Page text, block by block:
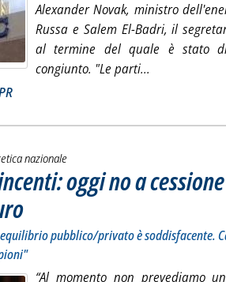
Alexander Novak, ministro
Russa e Salem El-Badri, il
al termine del quale è stato
congiunto. "Le parti...
notizia
nazionale
oggi no a
. Sottotitolo: Poi puntualizza: attuale equilibrio pubblico/
. Pubblicata martedì 25 settembre 2012 alle 17.44.
pubblico/privato è soddisfacente.
“Al momento non prevediamo